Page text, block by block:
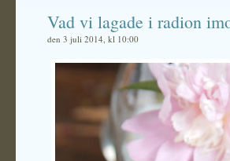
Vad vi lagade i radion
den 3 juli 2014, kl 10:00